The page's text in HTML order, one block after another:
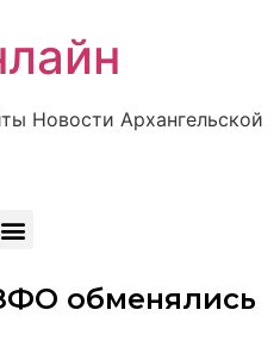
Новости Архангельской
обменялись